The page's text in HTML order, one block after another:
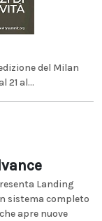
del Milan
21 al...
Landing
sistema completo
apre nuove